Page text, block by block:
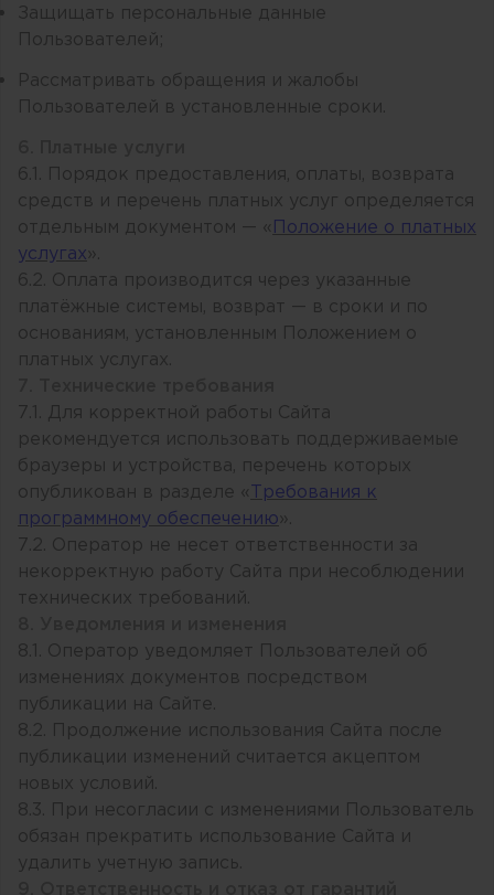
Защищать персональные данные
Пользователей;
Рассматривать обращения и жалобы
Пользователей в установленные сроки.
6.1. Порядок предоставления, оплаты, возврата
средств и перечень платных услуг определяется
отдельным документом — «
Положение о платных
услугах ».
6.2. Оплата производится через указанные
платёжные системы, возврат — в сроки и по
основаниям, установленным Положением о
платных услугах.
7.1. Для корректной работы Сайта
рекомендуется использовать поддерживаемые
браузеры и устройства, перечень которых
опубликован в разделе «
Требования к
программному обеспечению ».
7.2. Оператор не несет ответственности за
некорректную работу Сайта при несоблюдении
технических требований.
8.1. Оператор уведомляет Пользователей об
изменениях документов посредством
публикации на Сайте.
8.2. Продолжение использования Сайта после
публикации изменений считается акцептом
новых условий.
8.3. При несогласии с изменениями Пользователь
обязан прекратить использование Сайта и
удалить учетную запись.